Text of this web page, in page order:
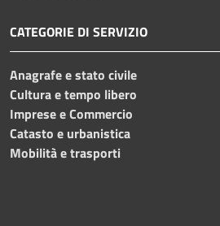
CATEGORIE DI SERVIZIO
Anagrafe e stato civile
Cultura e tempo libero
Imprese e Commercio
Catasto e urbanistica
Mobilità e trasporti